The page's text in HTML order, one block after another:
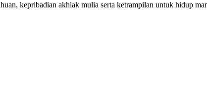
kepribadian akhlak mulia serta ketrampilan untuk hidup